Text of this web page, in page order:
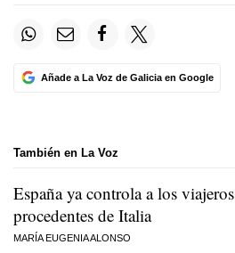
Añade a La Voz de Galicia en Google
También en La Voz
España ya controla a los viajeros
procedentes de Italia
MARÍA EUGENIA ALONSO